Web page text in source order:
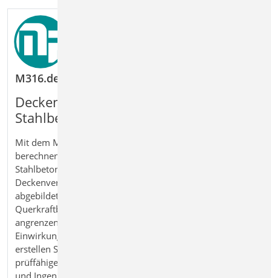
M316.de Stahlbeton-Deckenversatz (ebene
Deckenanschlüsse mit Versatz im
Stahlbeton sicher bemessen
Mit dem Modul
berechnen und bemessen Sie Versätze in
Stahlbetondecken zuverlässig nach
Deckenversatz wird automatisch als Stab im FE‑Modell
abgebildet und berücksichtigt Biege‑ und
Querkraftbeanspruchungen sowie die Anschlüsse an
angrenzende Bauteile. Eigenlasten und zusätzliche
Einwirkungen werden direkt ermittelt oder ergänzt. So
erstellen Sie wirtschaftliche, nachvollziehbare und
prüffähige Detailnachweise für Deckenversätze im Hoch‑